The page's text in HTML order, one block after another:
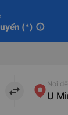
(*) info
import_export
Nơi